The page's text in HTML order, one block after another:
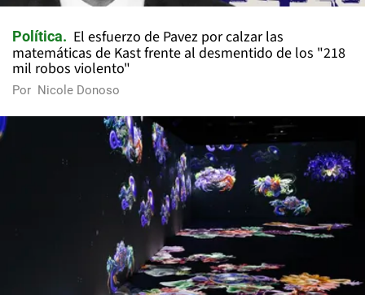
Política
El esfuerzo de Pavez por calzar las
matemáticas de Kast frente al desmentido de los "218
mil robos violento"
Por Nicole Donoso